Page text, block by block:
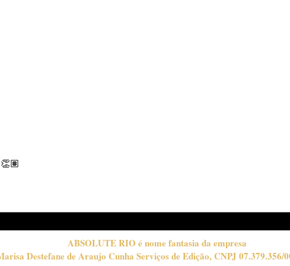
ABSOLUTE RIO é nome fantasia da empresa
Destefane de Araujo Cunha Serviços de Edição, CNPJ 07.379.356/